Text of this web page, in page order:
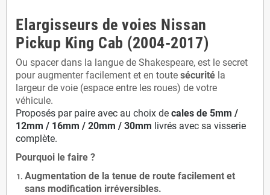
Elargisseurs de voies Nissan
Pickup King Cab (2004-2017)
Ou spacer dans la langue de Shakespeare, est le secret
pour augmenter facilement et en toute sécurité la
largeur de voie (espace entre les roues) de votre
véhicule.
Proposés par paire avec au choix de cales de 5mm /
12mm / 16mm / 20mm / 30mm livrés avec sa visserie
complète.
Pourquoi le faire ?
Augmentation de la tenue de route facilement et
sans modification irréversibles.